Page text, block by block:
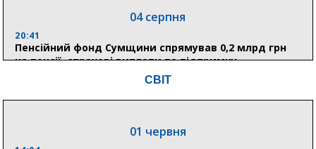
04 серпня
20:41
Пенсійний фонд Сумщини спрямував 0,2 млрд грн
на пенсії, страхові виплати та підтримку
СВІТ
01 червня